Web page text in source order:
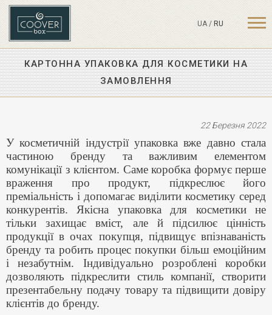
UA / RU
КАРТОННА УПАКОВКА ДЛЯ КОСМЕТИКИ НА
ЗАМОВЛЕННЯ
22 Березня 2022
У косметичній індустрії упаковка вже давно стала
частиною бренду та важливим елементом
комунікації з клієнтом. Саме коробка формує перше
враження про продукт, підкреслює його
преміальність і допомагає виділити косметику серед
конкурентів. Якісна упаковка для косметики не
тільки захищає вміст, але й підсилює цінність
продукції в очах покупця, підвищує впізнаваність
бренду та робить процес покупки більш емоційним
і незабутнім. Індивідуально розроблені коробки
дозволяють підкреслити стиль компанії, створити
презентабельну подачу товару та підвищити довіру
клієнтів до бренду.